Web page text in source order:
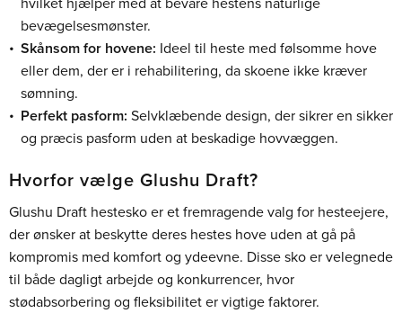
bevægelsesmønster.
Skånsom for hovene: Ideel til heste med følsomme hove
eller dem, der er i rehabilitering, da skoene ikke kræver
sømning.
Perfekt pasform: Selvklæbende design, der sikrer en sikker
og præcis pasform uden at beskadige hovvæggen.
Hvorfor vælge Glushu Draft?
Glushu Draft hestesko er et fremragende valg for hesteejere,
der ønsker at beskytte deres hestes hove uden at gå på
kompromis med komfort og ydeevne. Disse sko er velegnede
til både dagligt arbejde og konkurrencer, hvor
stødabsorbering og fleksibilitet er vigtige faktorer.